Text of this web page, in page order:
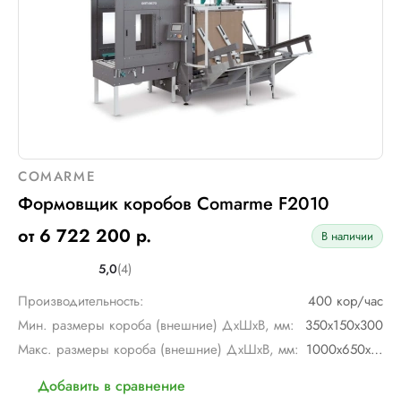
COMARME
Формовщик коробов Comarme F2010
от 6 722 200 р.
В наличии
5,0(4)
Производительность:
400 кор/час
Мин. размеры короба (внешние) ДхШхВ, мм:
350х150х300
Макс. размеры короба (внешние) ДхШхВ, мм:
1000х650х650
Добавить в сравнение